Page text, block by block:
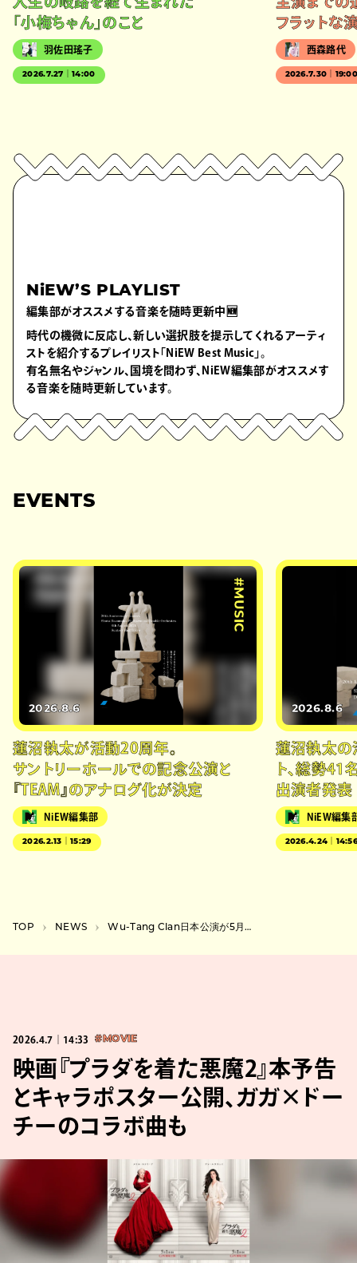
「小梅ちゃん」のこと
羽佐田瑤子
2026.7.27｜14:00
フラットな
西森路代
2026.7.30｜
NiEW’S PLAYLIST
編集部がオススメする音楽を随時更新中🆕
時代の機微に反応し、新しい選択肢を提示してくれるアーティ
ストを紹介するプレイリスト「NiEW Best Music」。
有名無名やジャンル、国境を問わず、NiEW編集部がオススメす
る音楽を随時更新しています。
EVENTS
#MUSIC
2026.8.6
蓮沼執太が活動20周年。
サントリーホールでの記念公演と
『TEAM』のアナログ化が決定
NiEW編集部
2026.2.13｜15:29
2026.8.6
蓮沼執太の
ト、総勢41
出演者発表
NiEW編集
2026.4.24｜
TOP NEWS Wu-Tang Clan日本公演が5月にKアリーナで開催。Awich、¥ellow Bucksらゲスト出演
2026.4.7｜14:33 #MOVIE
映画『プラダを着た悪魔2』本予告
とキャラポスター公開、ガガ×ドー
チーのコラボ曲も